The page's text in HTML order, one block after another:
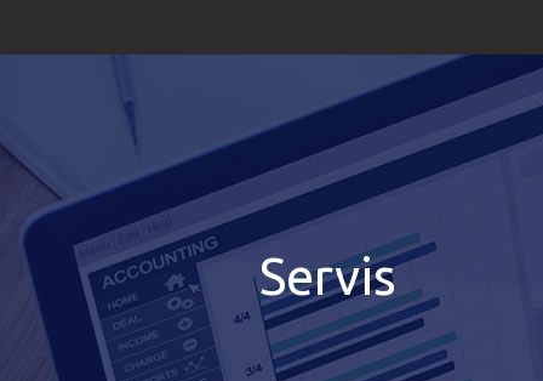
Servis